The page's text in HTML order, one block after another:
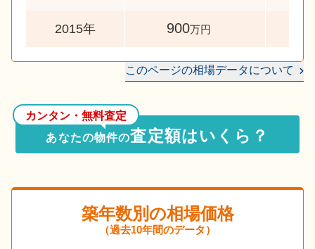
2015年 900万円
このページの相場データについて
カンタン・無料査定
あなたの物件の査定額はいくら？
築年数別の相場価格
（過去10年間のデータ）